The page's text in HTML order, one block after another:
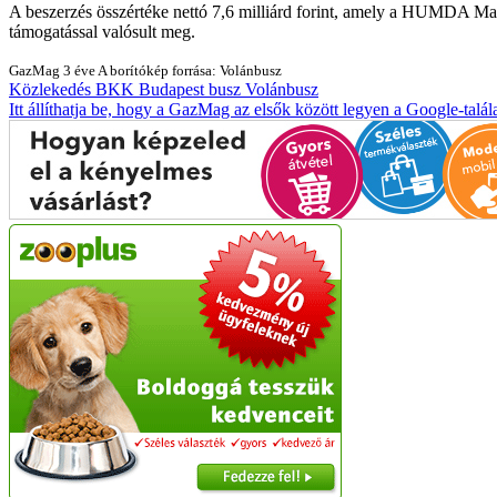
A beszerzés összértéke nettó 7,6 milliárd forint, amely a HUMDA
támogatással valósult meg.
GazMag 3 éve A borítókép forrása: Volánbusz
Közlekedés BKK Budapest busz Volánbusz
Itt állíthatja be, hogy a GazMag az elsők között legyen a Google-